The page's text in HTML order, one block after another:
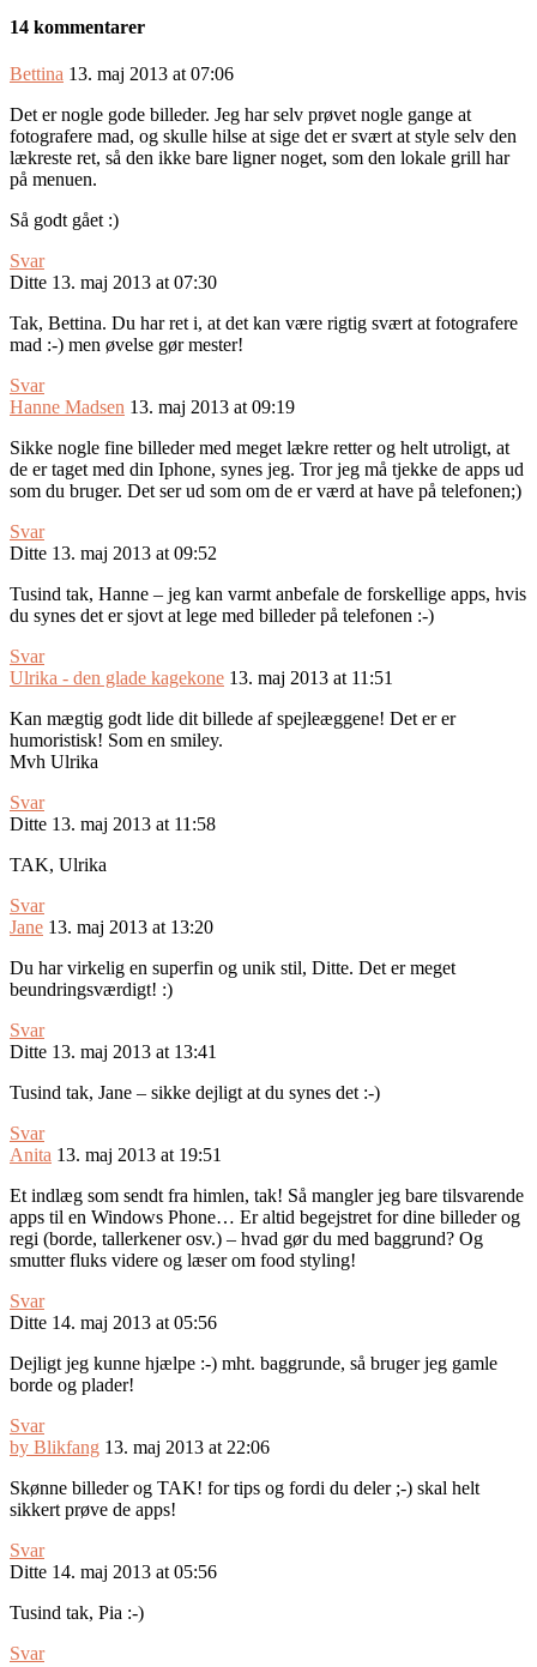
14 kommentarer
Bettina 13. maj 2013 at 07:06
Det er nogle gode billeder. Jeg har selv prøvet nogle gange at
fotografere mad, og skulle hilse at sige det er svært at style selv den
lækreste ret, så den ikke bare ligner noget, som den lokale grill har
på menuen.
Så godt gået :)
Svar
Ditte 13. maj 2013 at 07:30
Tak, Bettina. Du har ret i, at det kan være rigtig svært at fotografere
mad :-) men øvelse gør mester!
Svar
Hanne Madsen 13. maj 2013 at 09:19
Sikke nogle fine billeder med meget lækre retter og helt utroligt, at
de er taget med din Iphone, synes jeg. Tror jeg må tjekke de apps ud
som du bruger. Det ser ud som om de er værd at have på telefonen;)
Svar
Ditte 13. maj 2013 at 09:52
Tusind tak, Hanne – jeg kan varmt anbefale de forskellige apps, hvis
du synes det er sjovt at lege med billeder på telefonen :-)
Svar
Ulrika - den glade kagekone 13. maj 2013 at 11:51
Kan mægtig godt lide dit billede af spejleæggene! Det er er
humoristisk! Som en smiley.
Mvh Ulrika
Svar
Ditte 13. maj 2013 at 11:58
TAK, Ulrika
Svar
Jane 13. maj 2013 at 13:20
Du har virkelig en superfin og unik stil, Ditte. Det er meget
beundringsværdigt! :)
Svar
Ditte 13. maj 2013 at 13:41
Tusind tak, Jane – sikke dejligt at du synes det :-)
Svar
Anita 13. maj 2013 at 19:51
Et indlæg som sendt fra himlen, tak! Så mangler jeg bare tilsvarende
apps til en Windows Phone… Er altid begejstret for dine billeder og
regi (borde, tallerkener osv.) – hvad gør du med baggrund? Og
smutter fluks videre og læser om food styling!
Svar
Ditte 14. maj 2013 at 05:56
Dejligt jeg kunne hjælpe :-) mht. baggrunde, så bruger jeg gamle
borde og plader!
Svar
by Blikfang 13. maj 2013 at 22:06
Skønne billeder og TAK! for tips og fordi du deler ;-) skal helt
sikkert prøve de apps!
Svar
Ditte 14. maj 2013 at 05:56
Tusind tak, Pia :-)
Svar